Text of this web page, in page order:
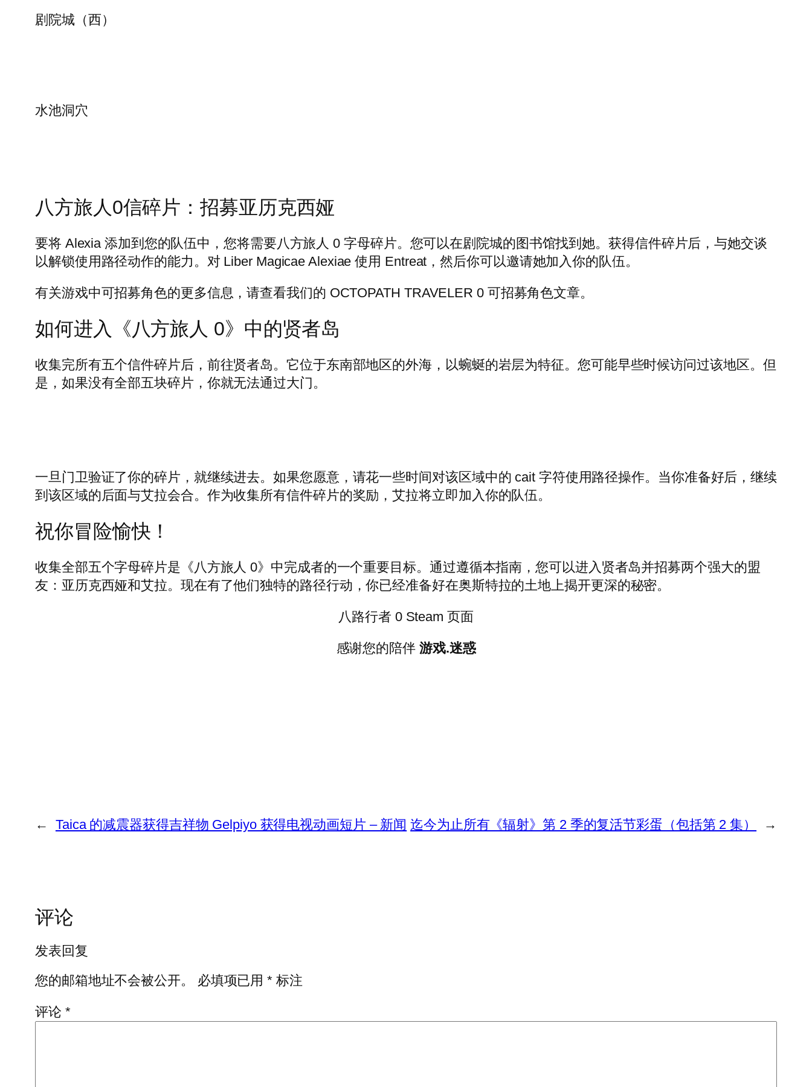
剧院城（西）
水池洞穴
八方旅人0信碎片：招募亚历克西娅
要将 Alexia 添加到您的队伍中，您将需要八方旅人 0 字母碎片。您可以在剧院城的图书馆找到她。获得信件碎片后，与她交谈
以解锁使用路径动作的能力。对 Liber Magicae Alexiae 使用 Entreat，然后你可以邀请她加入你的队伍。
有关游戏中可招募角色的更多信息，请查看我们的 OCTOPATH TRAVELER 0 可招募角色文章。
如何进入《八方旅人 0》中的贤者岛
收集完所有五个信件碎片后，前往贤者岛。它位于东南部地区的外海，以蜿蜒的岩层为特征。您可能早些时候访问过该地区。但
是，如果没有全部五块碎片，你就无法通过大门。
一旦门卫验证了你的碎片，就继续进去。如果您愿意，请花一些时间对该区域中的 cait 字符使用路径操作。当你准备好后，继续
到该区域的后面与艾拉会合。作为收集所有信件碎片的奖励，艾拉将立即加入你的队伍。
祝你冒险愉快！
收集全部五个字母碎片是《八方旅人 0》中完成者的一个重要目标。通过遵循本指南，您可以进入贤者岛并招募两个强大的盟
友：亚历克西娅和艾拉。现在有了他们独特的路径行动，你已经准备好在奥斯特拉的土地上揭开更深的秘密。
八路行者 0 Steam 页面
感谢您的陪伴 游戏.迷惑
← Taica 的减震器获得吉祥物 Gelpiyo 获得电视动画短片 – 新闻 迄今为止所有《辐射》第 2 季的复活节彩蛋（包括第 2 集） →
评论
发表回复
您的邮箱地址不会被公开。
必填项已用* 标注
评论 *